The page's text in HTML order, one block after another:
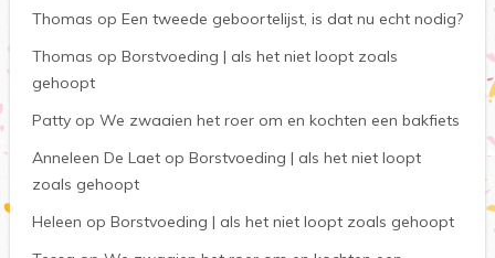
Thomas op Een tweede geboortelijst, is dat nu echt nodig?
Thomas op Borstvoeding | als het niet loopt zoals
gehoopt
Pattyop We zwaaien het roer om en kochten een bakfiets
Anneleen De Laetop Borstvoeding | als het niet loopt
zoals gehoopt
Heleen op Borstvoeding | als het niet loopt zoals gehoopt